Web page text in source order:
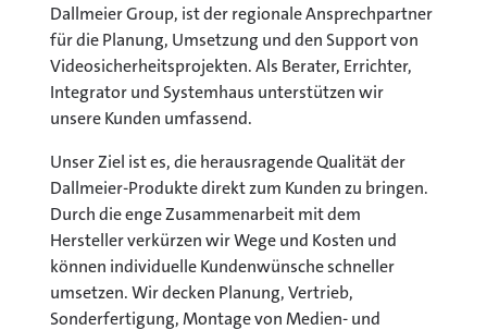
Dallmeier Group, ist der regionale Ansprechpartner
für die Planung, Umsetzung und den Support von
Videosicherheitsprojekten. Als Berater, Errichter,
Integrator und Systemhaus unterstützen wir
unsere Kunden umfassend.
Unser Ziel ist es, die herausragende Qualität der
Dallmeier-Produkte direkt zum Kunden zu bringen.
Durch die enge Zusammenarbeit mit dem
Hersteller verkürzen wir Wege und Kosten und
können individuelle Kundenwünsche schneller
umsetzen. Wir decken Planung, Vertrieb,
Sonderfertigung, Montage von Medien- und